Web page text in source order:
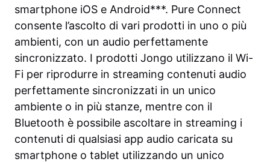
smartphone iOS e Android***. Pure Connect
consente l’ascolto di vari prodotti in uno o più
ambienti, con un audio perfettamente
sincronizzato. I prodotti Jongo utilizzano il Wi-
Fi per riprodurre in streaming contenuti audio
perfettamente sincronizzati in un unico
ambiente o in più stanze, mentre con il
Bluetooth è possibile ascoltare in streaming i
contenuti di qualsiasi app audio caricata su
smartphone o tablet utilizzando un unico